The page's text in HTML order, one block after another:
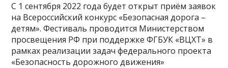
С 1 сентября 2022 года будет открыт приём заявок
на Всероссийский конкурс «Безопасная дорога –
детям». Фестиваль проводится Министерством
просвещения РФ при поддержке ФГБУК «ВЦХТ» в
рамках реализации задач федерального проекта
«Безопасность дорожного движения»